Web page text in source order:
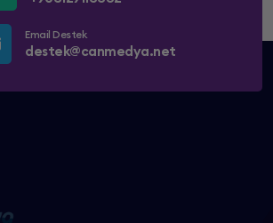
kullanıcı hesabını bu amaçlara
geliştirmek, temel olarak takipçi
verecek olan firmaların bu
Email Destek
destek@canmedya.net